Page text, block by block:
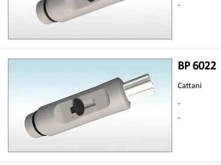
-
BP 6022
Cattani
-
-